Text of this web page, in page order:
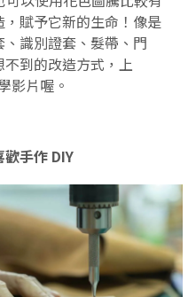
賦予它新的生命！像是
識別證套、髮帶、門
到的改造方式，上
影片喔。
手作 DIY